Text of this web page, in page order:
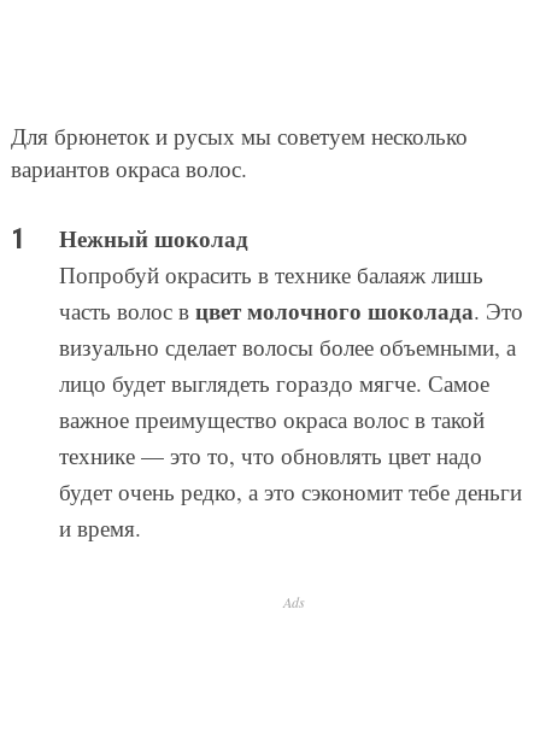
Для брюнеток и русых мы советуем несколько
вариантов окраса волос.
Нежный шоколад
Попробуй окрасить в технике балаяж лишь
часть волос в цвет молочного шоколада. Это
визуально сделает волосы более объемными, а
лицо будет выглядеть гораздо мягче. Самое
важное преимущество окраса волос в такой
технике — это то, что обновлять цвет надо
будет очень редко, а это сэкономит тебе деньги
и время.
Ads